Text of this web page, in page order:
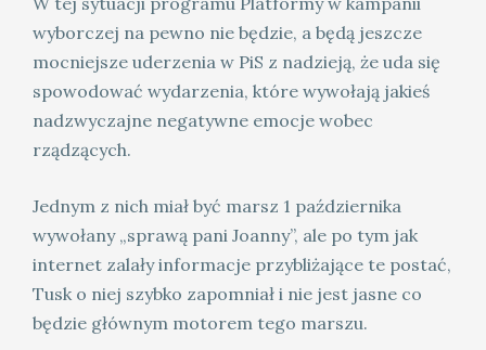
wyborczej na pewno nie będzie, a będą jeszcze
mocniejsze uderzenia w PiS z nadzieją, że uda się
spowodować wydarzenia, które wywołają jakieś
nadzwyczajne negatywne emocje wobec
rządzących.
Jednym z nich miał być marsz 1 października
wywołany „sprawą pani Joanny”, ale po tym jak
internet zalały informacje przybliżające te postać,
Tusk o niej szybko zapomniał i nie jest jasne co
będzie głównym motorem tego marszu.